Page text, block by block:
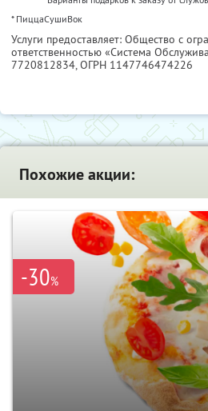
* ПиццаСушиВок
Услуги предоставляет: Общество с
ответственностью «Система
7720812834, ОГРН 1147746474226
Похожие акции:
-30%